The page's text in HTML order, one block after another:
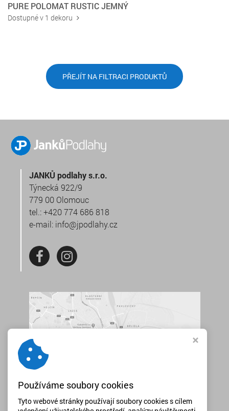
PURE POLOMAT RUSTIC JEMNÝ
Dostupné v 1 dekoru
PŘEJÍT NA FILTRACI PRODUKTŮ
JANKŮ podlahy s.r.o.
Týnecká 922/9
779 00 Olomouc
tel.:+420 774 686 818
e-mail: info@jpodlahy.cz
Používáme soubory cookies
Tyto webové stránky používají soubory cookies s cílem